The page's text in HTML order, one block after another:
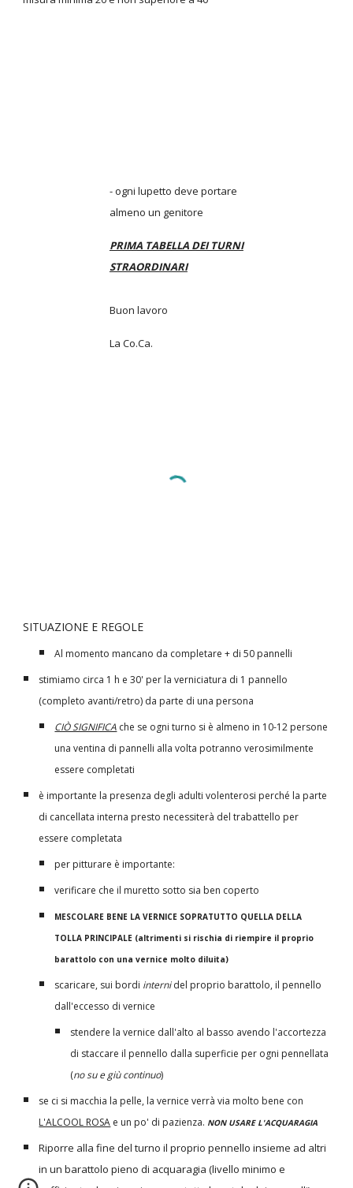
- ogni lupetto deve portare
almeno un genitore
PRIMA TABELLA DEI TURNI
STRAORDINARI
Buon lavoro
La Co.Ca.
SITUAZIONE E REGOLE
Al momento mancano da completare + di 50 pannelli
stimiamo circa 1 h e 30' per la verniciatura di 1 pannello
(completo avanti/retro) da parte di una persona
CIÒ SIGNIFICA che se ogni turno si è almeno in 10-12 persone
una ventina di pannelli alla volta potranno verosimilmente
essere completati
è importante la presenza degli adulti volenterosi perché la parte
di cancellata interna presto necessiterà del trabattello per
essere completata
per pitturare è importante:
verificare che il muretto sotto sia ben coperto
MESCOLARE BENE LA VERNICE SOPRATUTTO QUELLA DELLA
TOLLA PRINCIPALE (altrimenti si rischia di riempire il proprio
barattolo con una vernice molto diluita)
scaricare, sui bordi internidel proprio barattolo, il pennello
dall'eccesso di vernice
stendere la vernice dall'alto al basso avendo l'accortezza
di staccare il pennello dalla superficie per ogni pennellata
(no su e giù continuo)
se ci si macchia la pelle, la vernice verrà via molto bene con
L'ALCOOL ROSA e un po' di pazienza. NON USARE L'ACQUARAGIA
Riporre alla fine del turno il proprio pennello insieme ad altri
in un barattolo pieno di acquaragia (livello minimo e